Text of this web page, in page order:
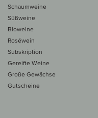
Schaumweine
Süßweine
Bioweine
Roséwein
Subskription
Gereifte Weine
Große Gewächse
Gutscheine